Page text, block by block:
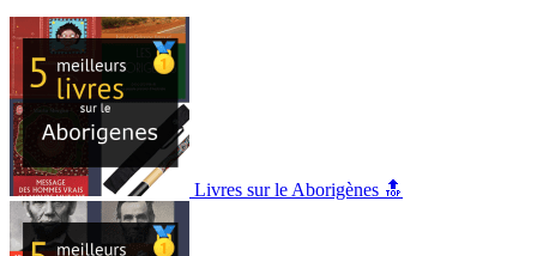
Livres sur le Aborigènes 🔝